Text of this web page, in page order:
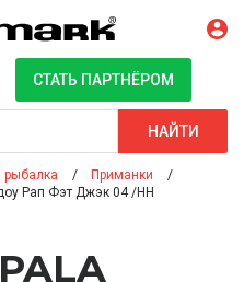
СТАТЬ ПАРТНЁРОМ
НАЙТИ
рыбалка
Приманки
Рап Фэт Джэк 04 /HH